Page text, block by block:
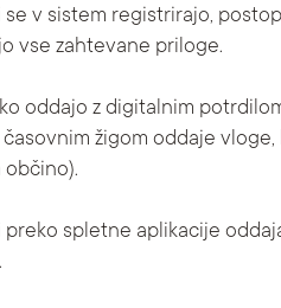
se v sistem registrirajo,
vse zahtevane priloge.
oddajo z digitalnim
žigom oddaje
občino).
preko spletne aplikacije